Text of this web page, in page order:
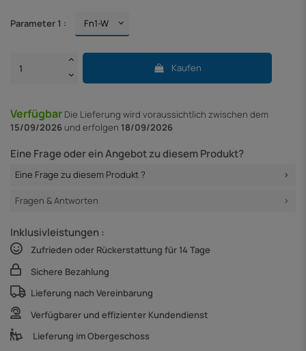
Parameter 1 :
Kaufen
Verfügbar Die Lieferung wird voraussichtlich zwischen dem
15/09/2026 und erfolgen 18/09/2026
Eine Frage oder ein Angebot zu diesem Produkt?
Eine Frage zu diesem Produkt ?
Fragen & Antworten
Inklusivleistungen :
Zufrieden oder Rückerstattung für 14 Tage
Sichere Bezahlung
Lieferung nach Vereinbarung
Verfügbarer und effizienter Kundendienst
Lieferung im Obergeschoss